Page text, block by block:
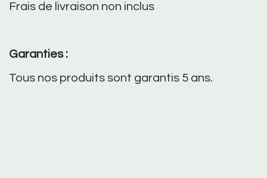
Frais de livraison non inclus
Garanties :
Tous nos produits sont garantis 5 ans.